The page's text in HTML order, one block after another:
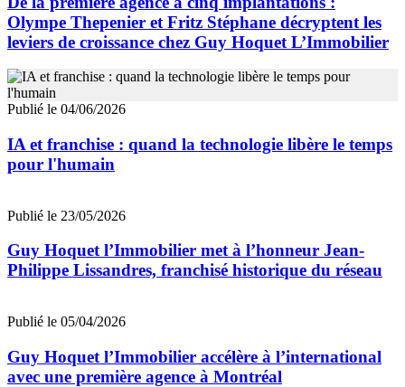
Olympe Thepenier et Fritz Stéphane décryptent les
leviers de croissance chez Guy Hoquet L’Immobilier
Publié le 04/06/2026
IA et franchise : quand la technologie libère le temps
pour l'humain
Publié le 23/05/2026
Guy Hoquet l’Immobilier met à l’honneur Jean-
Philippe Lissandres, franchisé historique du réseau
Publié le 05/04/2026
Guy Hoquet l’Immobilier accélère à l’international
avec une première agence à Montréal